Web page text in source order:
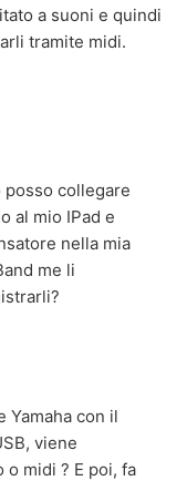
a suoni e quindi
tramite midi.
posso collegare
al mio IPad e
nella mia
me li
Yamaha con il
viene
midi ? E poi, fa